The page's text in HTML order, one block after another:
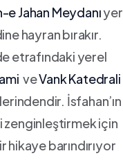
e Jahan Meydanıyer
hayran ​bırakır.
etrafındaki yerel
⁣ veVank Katedrali
İsfahan’ın
zenginleştirmek için
barındırıyor